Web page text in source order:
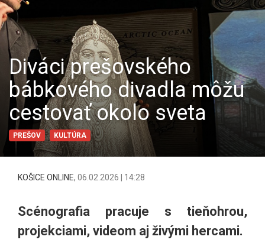
Diváci prešovského
bábkového divadla môžu
cestovať okolo sveta
PREŠOV KULTÚRA
KOŠICE ONLINE, 06.02.2026 | 14:28
Scénografia pracuje s tieňohrou,
projekciami, videom aj živými hercami.